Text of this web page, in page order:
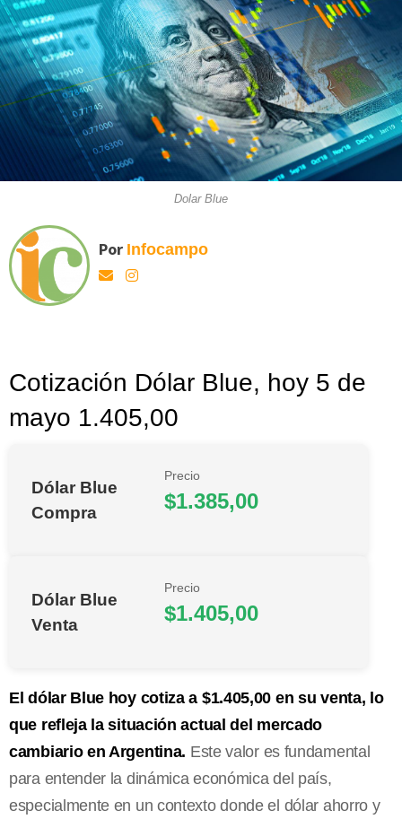
Dolar Blue
Por Infocampo
Cotización Dólar Blue, hoy 5 de
mayo 1.405,00
Dólar Blue
Compra
Precio
$1.385,00
Dólar Blue
Venta
Precio
$1.405,00
El dólar Blue hoy cotiza a $1.405,00 en su venta, lo
que refleja la situación actual del mercado
cambiario en Argentina. Este valor es fundamental
para entender la dinámica económica del país,
especialmente en un contexto donde el dólar ahorro y